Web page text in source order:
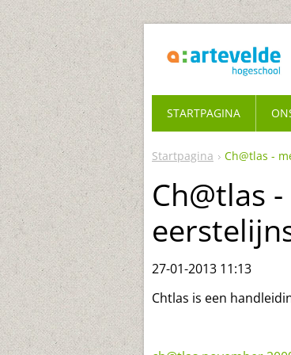
Startpagina Ch@tlas -
Ch@tlas
27-01-2013 11:13
Chtlas is een
STARTPAGINA